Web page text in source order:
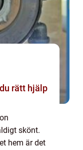
skönt.
hem är det